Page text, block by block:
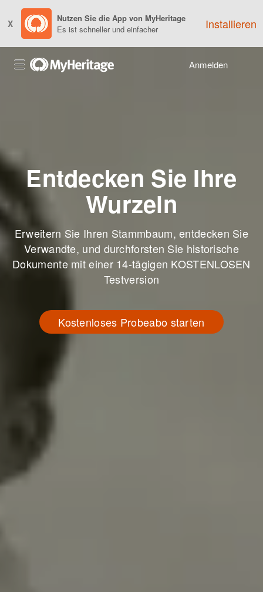
X
Nutzen Sie die App von MyHeritage
Es ist schneller und einfacher
Installieren
Anmelden
Entdecken Sie Ihre
Wurzeln
Erweitern Sie Ihren Stammbaum, entdecken Sie
Verwandte, und durchforsten Sie historische
Dokumente mit einer 14-tägigen KOSTENLOSEN
Testversion
Kostenloses Probeabo starten